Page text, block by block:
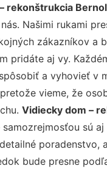
rekonštrukcia
Našimi rukami
zákazníkov a
pridáte aj vy.
a vyhovieť v
vieme, že
Vidiecky dom –
samozrejmosťou sú
poradenstvo,
bude presne